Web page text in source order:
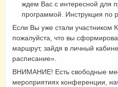
ждем Вас с интересной для
программой. Инструкция по
Если Вы уже стали участником
пожалуйста, что вы
маршрут, зайдя в личный
расписание».
ВНИМАНИЕ! Есть свободные
мероприятиях конференции,